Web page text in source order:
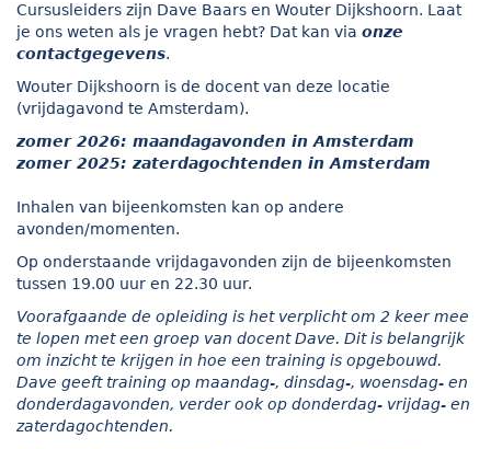
Cursusleiders zijn Dave Baars en Wouter Dijkshoorn. Laat
je ons weten als je vragen hebt? Dat kan via onze
contactgegevens.
Wouter Dijkshoorn is de docent van deze locatie
(vrijdagavond te Amsterdam).
zomer 2026: maandagavonden in Amsterdam
zomer 2025: zaterdagochtenden in Amsterdam
Inhalen van bijeenkomsten kan op andere
avonden/momenten.
Op onderstaande vrijdagavonden zijn de bijeenkomsten
tussen 19.00 uur en 22.30 uur.
Voorafgaande de opleiding is het verplicht om 2 keer mee
te lopen met een groep van docent Dave. Dit is belangrijk
om inzicht te krijgen in hoe een training is opgebouwd.
Dave geeft training op maandag-, dinsdag-, woensdag- en
donderdagavonden, verder ook op donderdag- vrijdag- en
zaterdagochtenden.